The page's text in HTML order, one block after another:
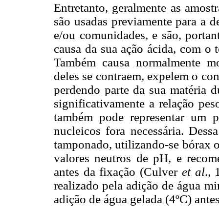
Entretanto, geralmente as
são usadas previamente para a
e/ou comunidades, e são,
causa da sua ação ácida, com
Também causa normalmente
deles se contraem, expelem o
perdendo parte da sua matéria
significativamente a relação
também pode representar um
nucleicos fora necessária.
tamponado, utilizando-se bórax
valores neutros de pH, e
antes da fixação (Culver et al.,
realizado pela adição de água
adição de água gelada (4ºC)